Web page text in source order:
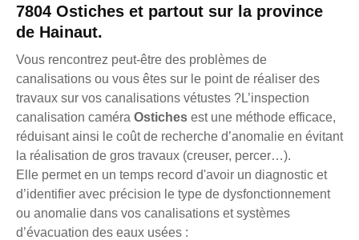
7804 Ostiches et partout sur la province
de Hainaut.
Vous rencontrez peut-être des problèmes de
canalisations ou vous êtes sur le point de réaliser des
travaux sur vos canalisations vétustes ?L’inspection
canalisation caméra Ostiches est une méthode efficace,
réduisant ainsi le coût de recherche d’anomalie en évitant
la réalisation de gros travaux (creuser, percer…).
Elle permet en un temps record d'avoir un diagnostic et
d’identifier avec précision le type de dysfonctionnement
ou anomalie dans vos canalisations et systèmes
d’évacuation des eaux usées :